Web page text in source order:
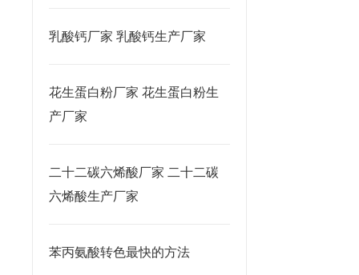
乳酸钙厂家 乳酸钙生产厂家
花生蛋白粉厂家 花生蛋白粉生
产厂家
二十二碳六烯酸厂家 二十二碳
六烯酸生产厂家
苯丙氨酸转色最快的方法